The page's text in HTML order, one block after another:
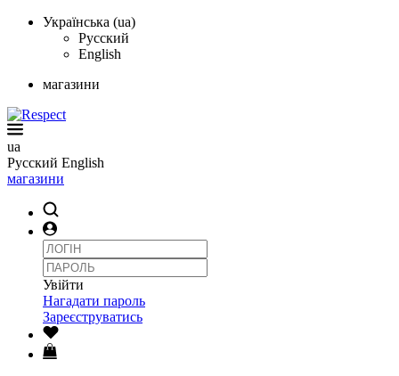
Українська (ua)
Русский
English
магазини
ua
Русский English
магазини
Увійти
Нагадати пароль
Зареєструватись